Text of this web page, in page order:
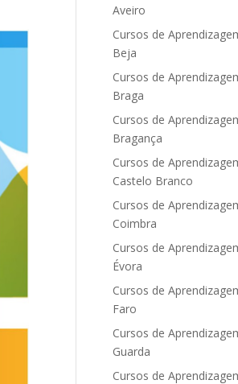
Aveiro
Cursos de
Beja
Cursos de
Braga
Cursos de
Bragança
Cursos de
Castelo Branco
Cursos de
Coimbra
Cursos de
Évora
Cursos de
Faro
Cursos de
Guarda
Cursos de